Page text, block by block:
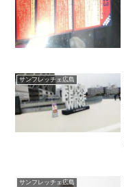
サンフレッチェ広島
サンフレッチェ広島